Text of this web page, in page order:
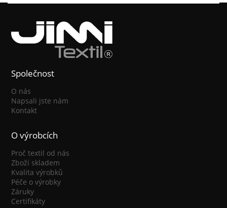
Společnost
O nás
Napsali jste nám
Kontakt
O výrobcích
Proč textil od nás
Zboží skladem
Kvalita výrobků
Péče o výrobky
Záruky
Certifikáty